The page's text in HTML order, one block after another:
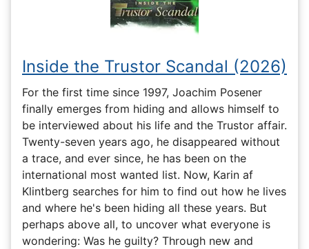
Inside the Trustor Scandal (2026)
For the first time since 1997, Joachim Posener
finally emerges from hiding and allows himself to
be interviewed about his life and the Trustor affair.
Twenty-seven years ago, he disappeared without
a trace, and ever since, he has been on the
international most wanted list. Now, Karin af
Klintberg searches for him to find out how he lives
and where he's been hiding all these years. But
perhaps above all, to uncover what everyone is
wondering: Was he guilty? Through new and